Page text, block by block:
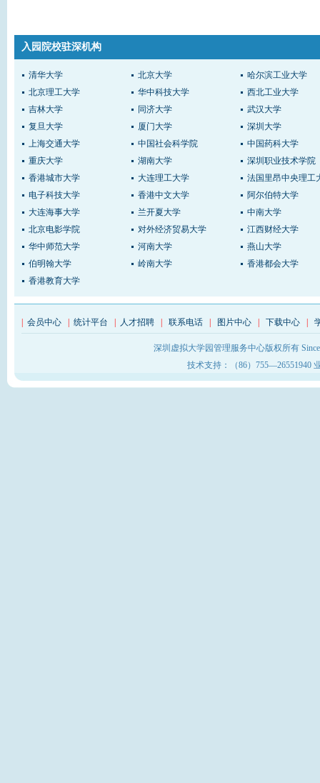
入园院校驻深机构
清华大学 北京大学
哈尔滨工业大学
北京理工大学
华中科技大学
西北工业大学
吉林大学
同济大学
武汉大学
复旦大学
厦门大学
深圳大学
上海交通大学
中国社会科学院
中国药科大学
重庆大学
湖南大学
深圳职业技术学院
香港城市大学
大连理工大学
法国里昂中央理工
电子科技大学
香港中文大学
阿尔伯特大学
大连海事大学
兰开夏大学
中南大学
北京电影学院
对外经济贸易大学
江西财经大学
华中师范大学
河南大学
燕山大学
伯明翰大学
岭南大学
香港都会大学
香港教育大学
会员中心 统计平台 人才招聘 联系电话 图片中心 下载中心
深圳虚拟大学园管理服务中心版权所有
技术支持：（86）755—26551940